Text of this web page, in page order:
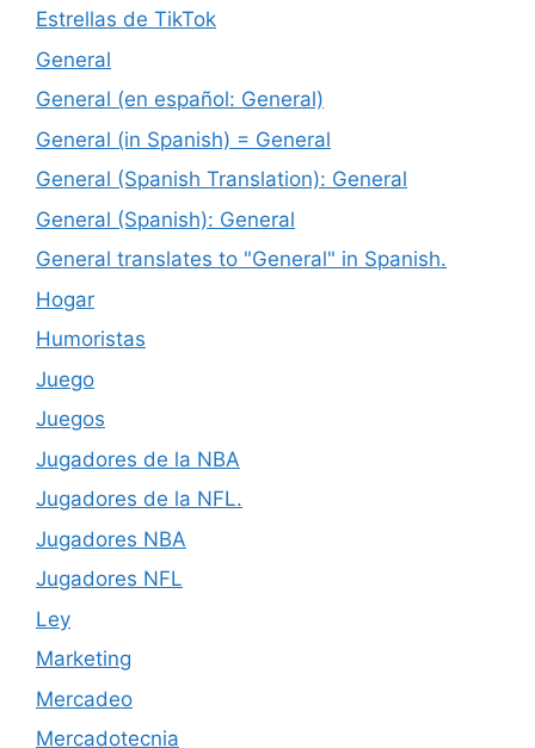
Estrellas de TikTok
General
General (en español: General)
General (in Spanish) = General
General (Spanish Translation): General
General (Spanish): General
General translates to "General" in Spanish.
Hogar
Humoristas
Juego
Juegos
Jugadores de la NBA
Jugadores de la NFL.
Jugadores NBA
Jugadores NFL
Ley
Marketing
Mercadeo
Mercadotecnia